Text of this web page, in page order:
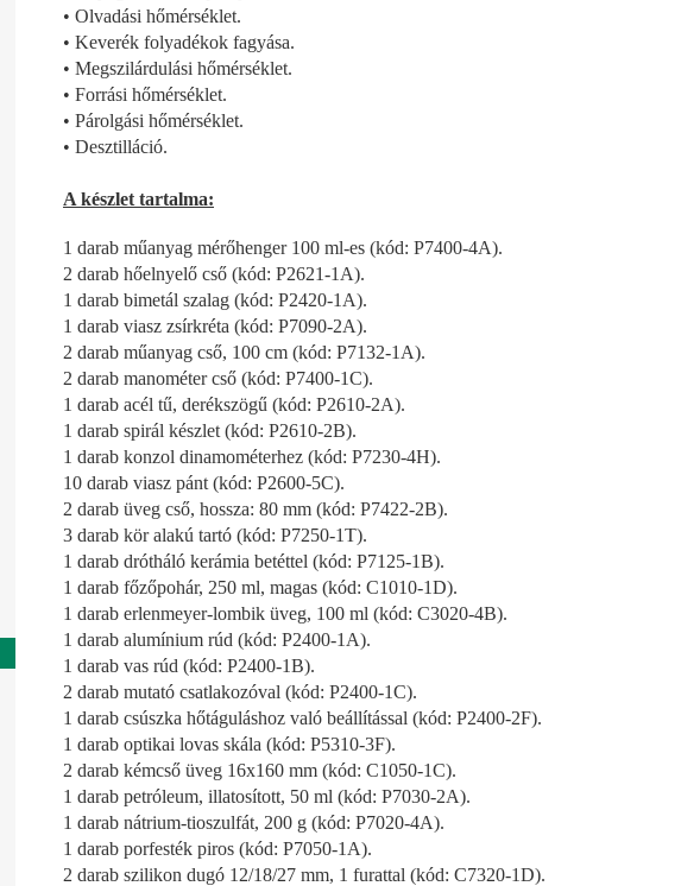
• Olvadási hőmérséklet.
• Keverék folyadékok fagyása.
• Megszilárdulási hőmérséklet.
• Forrási hőmérséklet.
• Párolgási hőmérséklet.
• Desztilláció.
A készlet tartalma:
1 darab műanyag mérőhenger 100 ml-es (kód: P7400-4A).
2 darab hőelnyelő cső (kód: P2621-1A).
1 darab bimetál szalag (kód: P2420-1A).
1 darab viasz zsírkréta (kód: P7090-2A).
2 darab műanyag cső, 100 cm (kód: P7132-1A).
2 darab manométer cső (kód: P7400-1C).
1 darab acél tű, derékszögű (kód: P2610-2A).
1 darab spirál készlet (kód: P2610-2B).
1 darab konzol dinamométerhez (kód: P7230-4H).
10 darab viasz pánt (kód: P2600-5C).
2 darab üveg cső, hossza: 80 mm (kód: P7422-2B).
3 darab kör alakú tartó (kód: P7250-1T).
1 darab drótháló kerámia betéttel (kód: P7125-1B).
1 darab főzőpohár, 250 ml, magas (kód: C1010-1D).
1 darab erlenmeyer-lombik üveg, 100 ml (kód: C3020-4B).
1 darab alumínium rúd (kód: P2400-1A).
1 darab vas rúd (kód: P2400-1B).
2 darab mutató csatlakozóval (kód: P2400-1C).
1 darab csúszka hőtáguláshoz való beállítással (kód: P2400-2F).
1 darab optikai lovas skála (kód: P5310-3F).
2 darab kémcső üveg 16x160 mm (kód: C1050-1C).
1 darab petróleum, illatosított, 50 ml (kód: P7030-2A).
1 darab nátrium-tioszulfát, 200 g (kód: P7020-4A).
1 darab porfesték piros (kód: P7050-1A).
2 darab szilikon dugó 12/18/27 mm, 1 furattal (kód: C7320-1D).